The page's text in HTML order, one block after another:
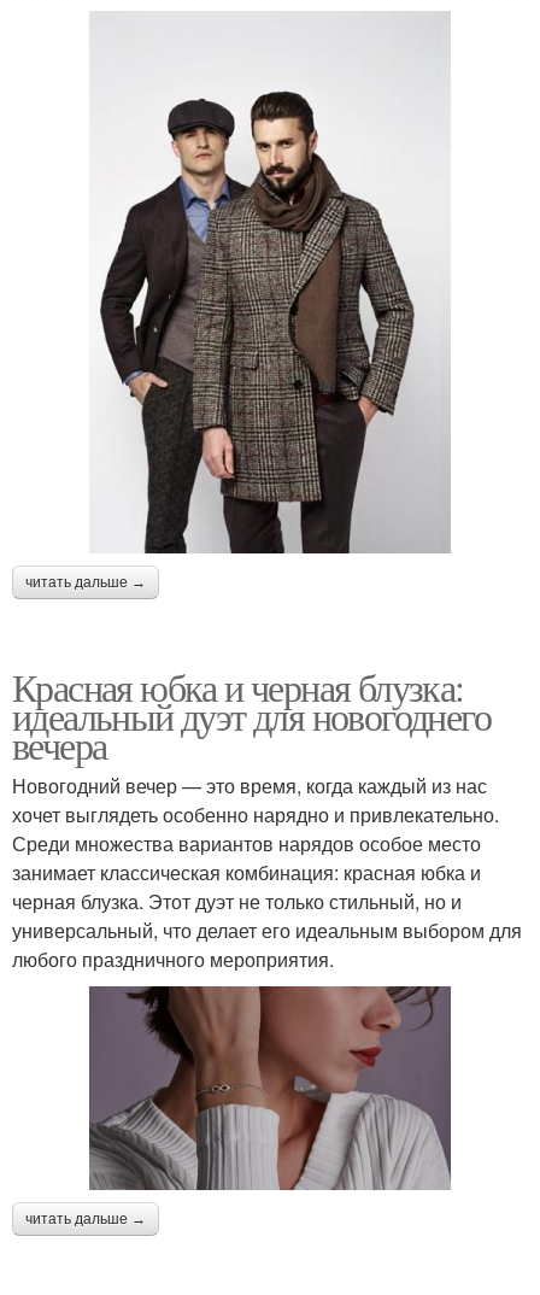
читать дальше →
Красная юбка и черная блузка:
идеальный дуэт для новогоднего
вечера
Новогодний вечер — это время, когда каждый из нас
хочет выглядеть особенно нарядно и привлекательно.
Среди множества вариантов нарядов особое место
занимает классическая комбинация: красная юбка и
черная блузка. Этот дуэт не только стильный, но и
универсальный, что делает его идеальным выбором для
любого праздничного мероприятия.
читать дальше →